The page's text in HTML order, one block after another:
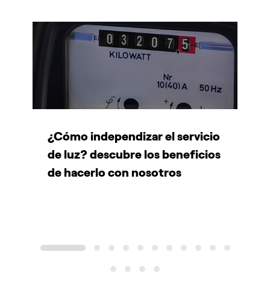
¿Cómo independizar el servicio
de luz? descubre los beneficios
de hacerlo con nosotros
1 2 3 4 5 6 7 8 9 10
11
12
13 14 15